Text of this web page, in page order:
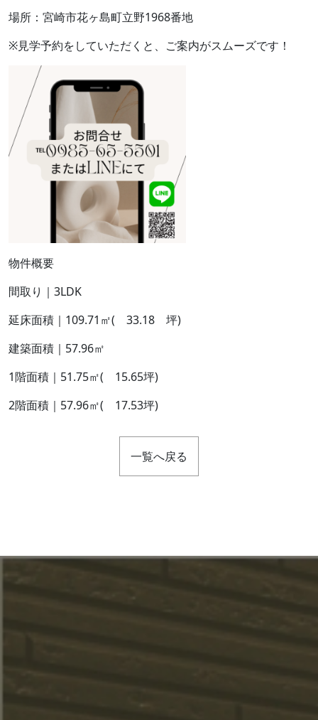
場所：宮崎市花ヶ島町立野1968番地
※見学予約をしていただくと、ご案内がスムーズです！
物件概要
間取り｜3LDK
延床面積｜109.71㎡( 33.18 坪)
建築面積｜57.96㎡
1階面積｜51.75㎡( 15.65坪)
2階面積｜57.96㎡( 17.53坪)
一覧へ戻る